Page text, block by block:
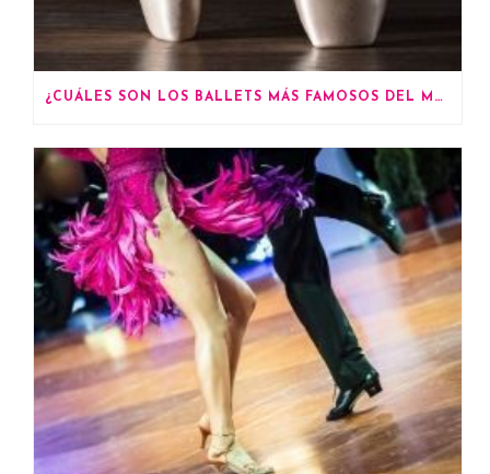
¿CUÁLES SON LOS BALLETS MÁS FAMOSOS DEL MUNDO?